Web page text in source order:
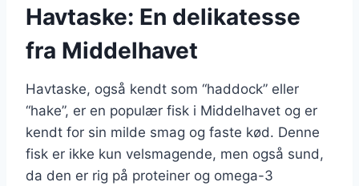
Havtaske: En delikatesse
fra Middelhavet
Havtaske, også kendt som “haddock” eller
“hake”, er en populær fisk i Middelhavet og er
kendt for sin milde smag og faste kød. Denne
fisk er ikke kun velsmagende, men også sund,
da den er rig på proteiner og omega-3